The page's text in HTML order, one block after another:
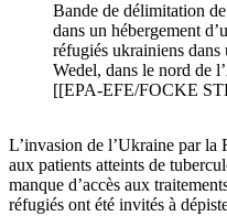
Bande de délimitation
dans un hébergement
réfugiés ukrainiens
Wedel, dans le nord de
[[EPA-EFE/FOCKE
L’invasion de l’Ukraine par la
aux patients atteints de
manque d’accès aux
réfugiés ont été invités à